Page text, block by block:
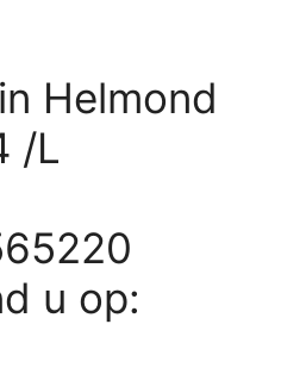
Helmond
/L
u op: